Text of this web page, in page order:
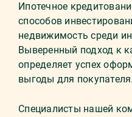
Ипотечное
способов
недвижимость среди
Выверенный подход к
определяет успех
выгоды для покупателя.
Специалисты нашей